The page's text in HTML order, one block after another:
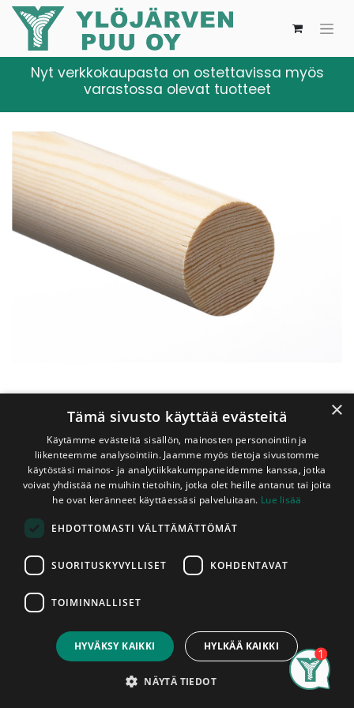
11,60€
Account
Nyt verkkokaupasta on ostettavissa myös
varastossa olevat tuotteet
Shop Pyörölista Mänty 35 mm (2400 mm)
Pyörölista Mänty 35 mm (2400
mm)
Erikoisluokan (lähes oksattomasta) männystä valmistettu
käsittelemätön pyörökeppi. Pyörökepit ovat määrämittaisia
2,4m. Pyörökepit myydään kappaleittain. Asennettu tuote
tuotantovirheisiin voidaan vedota vain ennen niiden
asentamista.
×
Tämä sivusto käyttää evästeitä
Käytämme evästeitä sisällön, mainosten personointiin ja
liikenteemme analysointiin. Jaamme myös tietoja sivustomme
käytöstäsi mainos- ja analytiikkakumppaneidemme kanssa, jotka
voivat yhdistää ne muihin tietoihin, jotka olet heille antanut tai joita
he ovat keränneet käyttäessäsi palveluitaan. Lue lisää
EHDOTTOMASTI VÄLTTÄMÄTTÖMÄT
SUORITUSKYVYLLISET KOHDENTAVAT
TOIMINNALLISET
HYVÄKSY KAIKKI HYLKÄÄ KAIKKI
NÄYTÄ TIEDOT